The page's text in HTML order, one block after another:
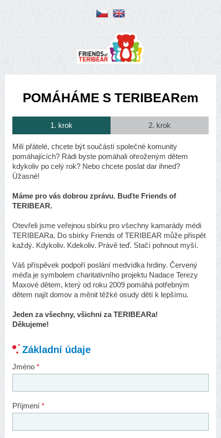
POMÁHÁME S TERIBEARem
1. krok 2. krok
Milí přátelé, chcete být součástí společné komunity
pomáhajících? Rádi byste pomáhali ohroženým dětem
kdykoliv po celý rok? Nebo chcete poslat dar ihned?
Úžasné!
Máme pro vás dobrou zprávu. Buďte Friends of
TERIBEAR.
Otevřeli jsme veřejnou sbírku pro všechny kamarády médi
TERIBEARa. Do sbírky Friends of TERIBEAR může přispět
každý. Kdykoliv. Kdekoliv. Právě teď. Stačí pohnout myší.
Váš příspěvek podpoří poslání medvídka hrdiny. Červený
méďa je symbolem charitativního projektu Nadace Terezy
Maxové dětem, který od roku 2009 pomáhá potřebným
dětem najít domov a měnit těžké osudy dětí k lepšímu.
Jeden za všechny, všichni za TERIBEARa!
Děkujeme!
Základní údaje
Jméno *
Příjmení *